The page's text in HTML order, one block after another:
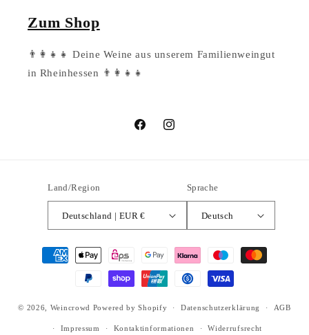
Zum Shop
👨‍👩‍👧‍👧 Deine Weine aus unserem Familienweingut
in Rheinhessen 👨‍👩‍👧‍👧
FacebookInstagram
Land/Region
Deutschland | EUR €
Sprache
Deutsch
Zahlungsmethoden
© 2026, Weincrowd Powered by Shopify Datenschutzerklärung AGB
Impressum Kontaktinformationen Widerrufsrecht